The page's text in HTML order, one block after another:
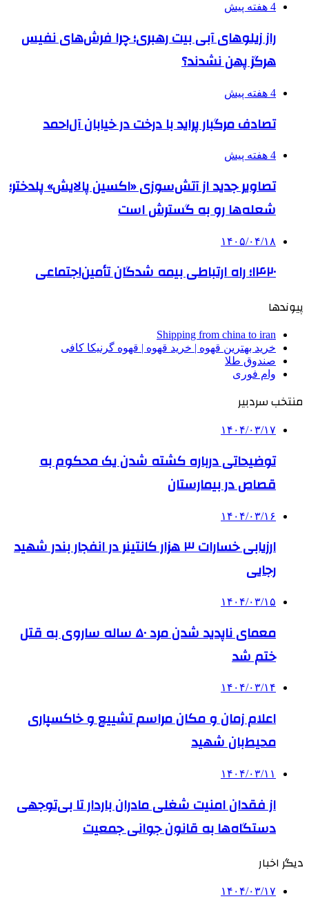
4 هفته پیش
راز زیلوهای آبی بیت رهبری؛ چرا فرش‌های نفیس
هرگز پهن نشدند؟
4 هفته پیش
تصادف مرگبار پراید با درخت در خیابان آل‌احمد
4 هفته پیش
تصاویر جدید از آتش‌سوزی «اکسین پالایش» پلدختر؛
شعله‌ها رو به گسترش است
۱۴۰۵/۰۴/۱۸
۱۴۲۰؛ راه ارتباطی بیمه شدگان تأمین‌اجتماعی
پیوندها
Shipping from china to iran
خرید بهترین قهوه | خرید قهوه | قهوه گرنیکا کافی
صندوق طلا
وام فوری
منتخب سردبیر
۱۴۰۴/۰۳/۱۷
توضیحاتی درباره کشته شدن یک محکوم به
قصاص در بیمارستان
۱۴۰۴/۰۳/۱۶
ارزیابی خسارات ۳ هزار کانتینر در انفجار بندر شهید
رجایی
۱۴۰۴/۰۳/۱۵
معمای ناپدید شدن مرد ۵۰ ساله ساروی به قتل
ختم شد
۱۴۰۴/۰۳/۱۴
اعلام زمان و مکان مراسم تشییع و خاکسپاری
محیط‌بان شهید
۱۴۰۴/۰۳/۱۱
از فقدان امنیت شغلی مادران باردار تا بی‌توجهی
دستگاه‌ها به قانون جوانی جمعیت
دیگر اخبار
۱۴۰۴/۰۳/۱۷